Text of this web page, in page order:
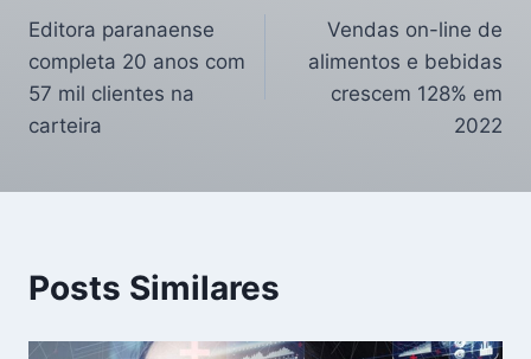
Editora paranaense
completa 20 anos com
57 mil clientes na
carteira
Vendas on-line de
alimentos e bebidas
crescem 128% em
2022
Posts Similares